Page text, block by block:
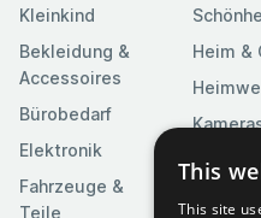
Kleinkind
Bekleidung &
Accessoires
Bürobedarf
Elektronik
Fahrzeuge &
Teile
Heim &
Kunst &
This
This site